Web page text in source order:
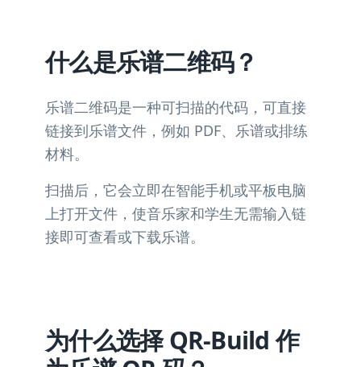
什么是乐谱二维码？
乐谱二维码是一种可扫描的代码，可直接
链接到乐谱文件，例如 PDF、乐谱或排练
材料。
扫描后，它会立即在智能手机或平板电脑
上打开文件，使音乐家和学生无需输入链
接即可查看或下载乐谱。
为什么选择 QR-Build 作